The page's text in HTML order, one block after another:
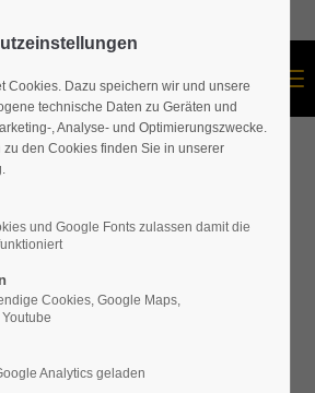
Cookies. Dazu speichern wir und unsere
technische Daten zu Geräten und
, Analyse- und Optimierungszwecke.
zu den Cookies finden Sie in unserer
und Google Fonts zulassen damit die
Cookies, Google Maps,
Analytics geladen